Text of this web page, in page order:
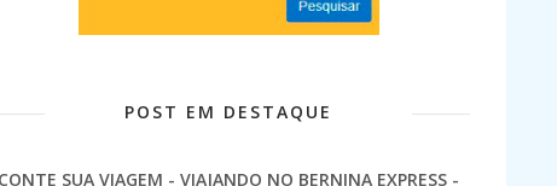
POST EM DESTAQUE
CONTE SUA VIAGEM - VIAJANDO NO BERNINA EXPRESS -